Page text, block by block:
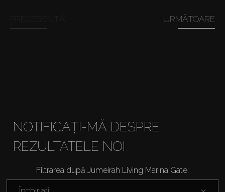
Cumpărați
Închiriați
Vânzare
URMĂTOARE
NOTIFICAȚI-MĂ DESPRE
REZULTATELE NOI
Filtrarea după Jumeirah Living Marina Gate: